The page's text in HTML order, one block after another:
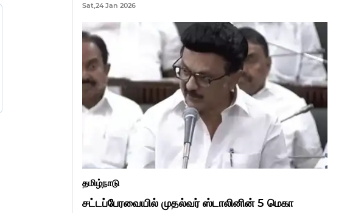
முதல்வர் மு.க.ஸ்டாலின்..!
Sat,24 Jan 2026
தமிழ்நாடு
சட்டப்பேரவையில் முதல்வர் ஸ்டாலினின் 5 மெகா